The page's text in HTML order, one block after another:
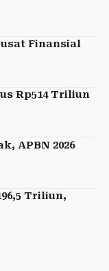
Finansial
Rp514 Triliun
APBN 2026
Triliun,